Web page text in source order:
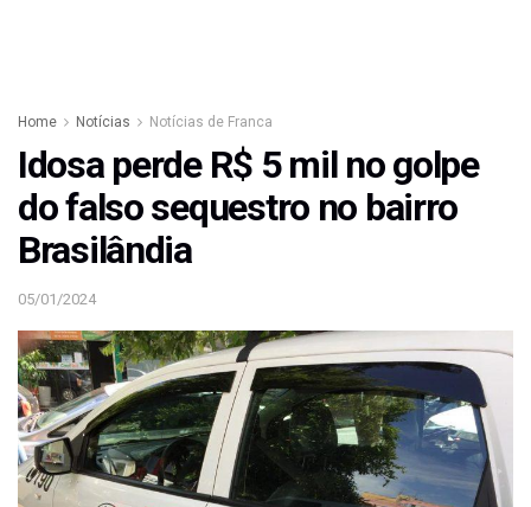
Home Notícias Notícias de Franca
Idosa perde R$ 5 mil no golpe
do falso sequestro no bairro
Brasilândia
05/01/2024